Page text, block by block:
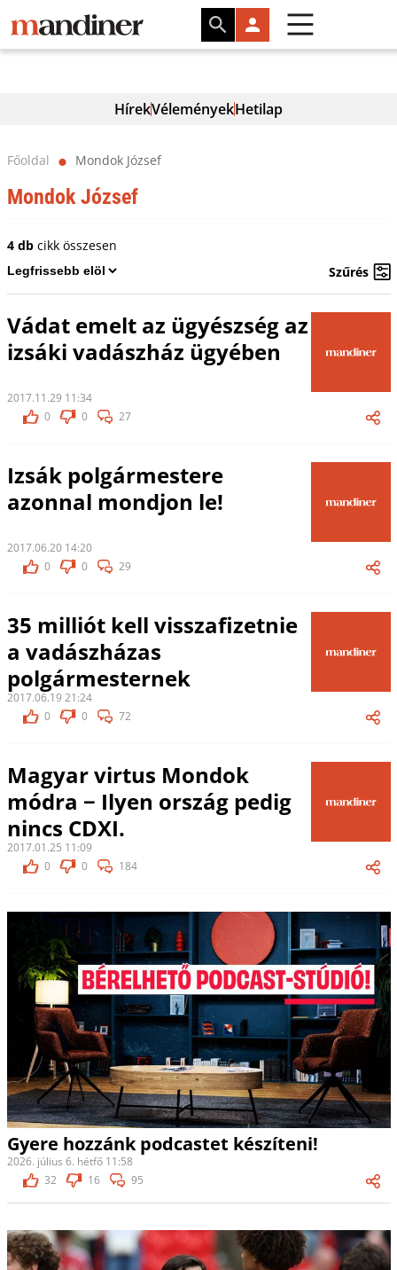
HírekVéleményekHetilap
Főoldal ⬤ Mondok József
Mondok József
4 dbcikk összesen
Szűrés
Vádat emelt az ügyészség az
izsáki vadászház ügyében
2017.11.29 11:34
0
0 27
Izsák polgármestere
azonnal mondjon le!
2017.06.20 14:20
0
0 29
35 milliót kell visszafizetnie
a vadászházas
polgármesternek
2017.06.19 21:24
0
0 72
Magyar virtus Mondok
módra − Ilyen ország pedig
nincs CDXI.
2017.01.25 11:09
0
0 184
Gyere hozzánk podcastet készíteni!
2026. július 6. hétfő 11:58
32
16 95